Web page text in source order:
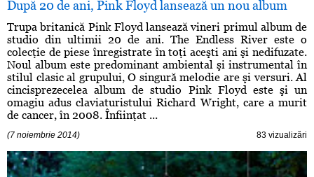
După 20 de ani, Pink Floyd lansează un nou album
Trupa britanică Pink Floyd lansează vineri primul album de
studio din ultimii 20 de ani. The Endless River este o
colecţie de piese înregistrate în toţi aceşti ani şi nedifuzate.
Noul album este predominant ambiental şi instrumental în
stilul clasic al grupului, O singură melodie are şi versuri. Al
cincisprezecelea album de studio Pink Floyd este şi un
omagiu adus claviaturistului Richard Wright, care a murit
de cancer, în 2008. Înfiinţat ...
(7 noiembrie 2014) 83 vizualizări